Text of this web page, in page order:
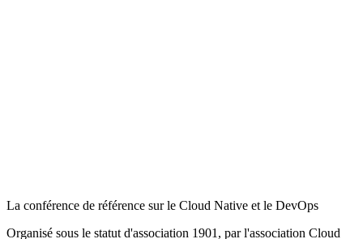
La conférence de référence sur le Cloud Native et le DevOps
Organisé sous le statut d'association 1901, par l'association Cloud